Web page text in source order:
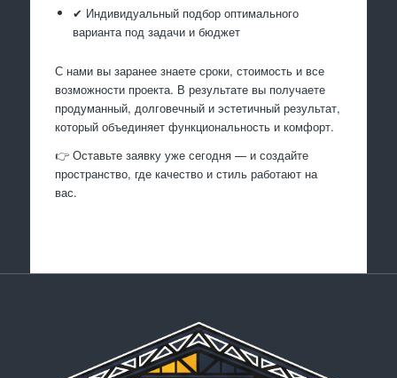
✔ Индивидуальный подбор оптимального
варианта под задачи и бюджет
С нами вы заранее знаете сроки, стоимость и все
возможности проекта. В результате вы получаете
продуманный, долговечный и эстетичный результат,
который объединяет функциональность и комфорт.
👉 Оставьте заявку уже сегодня — и создайте
пространство, где качество и стиль работают на
вас.